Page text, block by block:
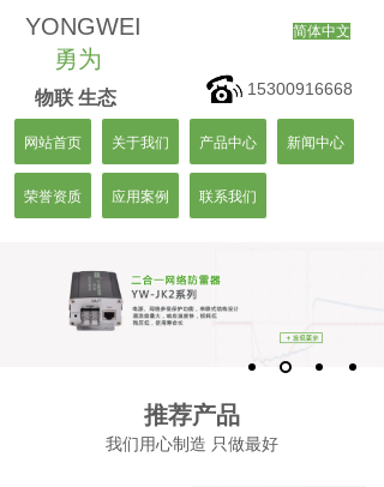
YONGWEI
勇为
简体中文
15300916668
物联 生态
网站首页 关于我们 产品中心 新闻中心
荣誉资质 应用案例 联系我们
推荐产品
我们用心制造 只做最好